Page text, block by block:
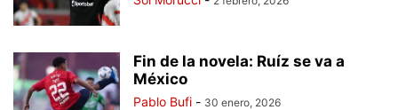
Fin de la novela: Ruíz se va a
México
Pablo Bufi - 30 enero, 2026